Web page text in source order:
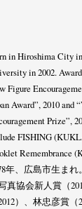
in Hiroshima City
in 2002.
Figure
Award”, 2010
Prize”,
FISHING
Remembrance
年、広島市生まれ
真協会新人賞（
2012）、林忠彦賞